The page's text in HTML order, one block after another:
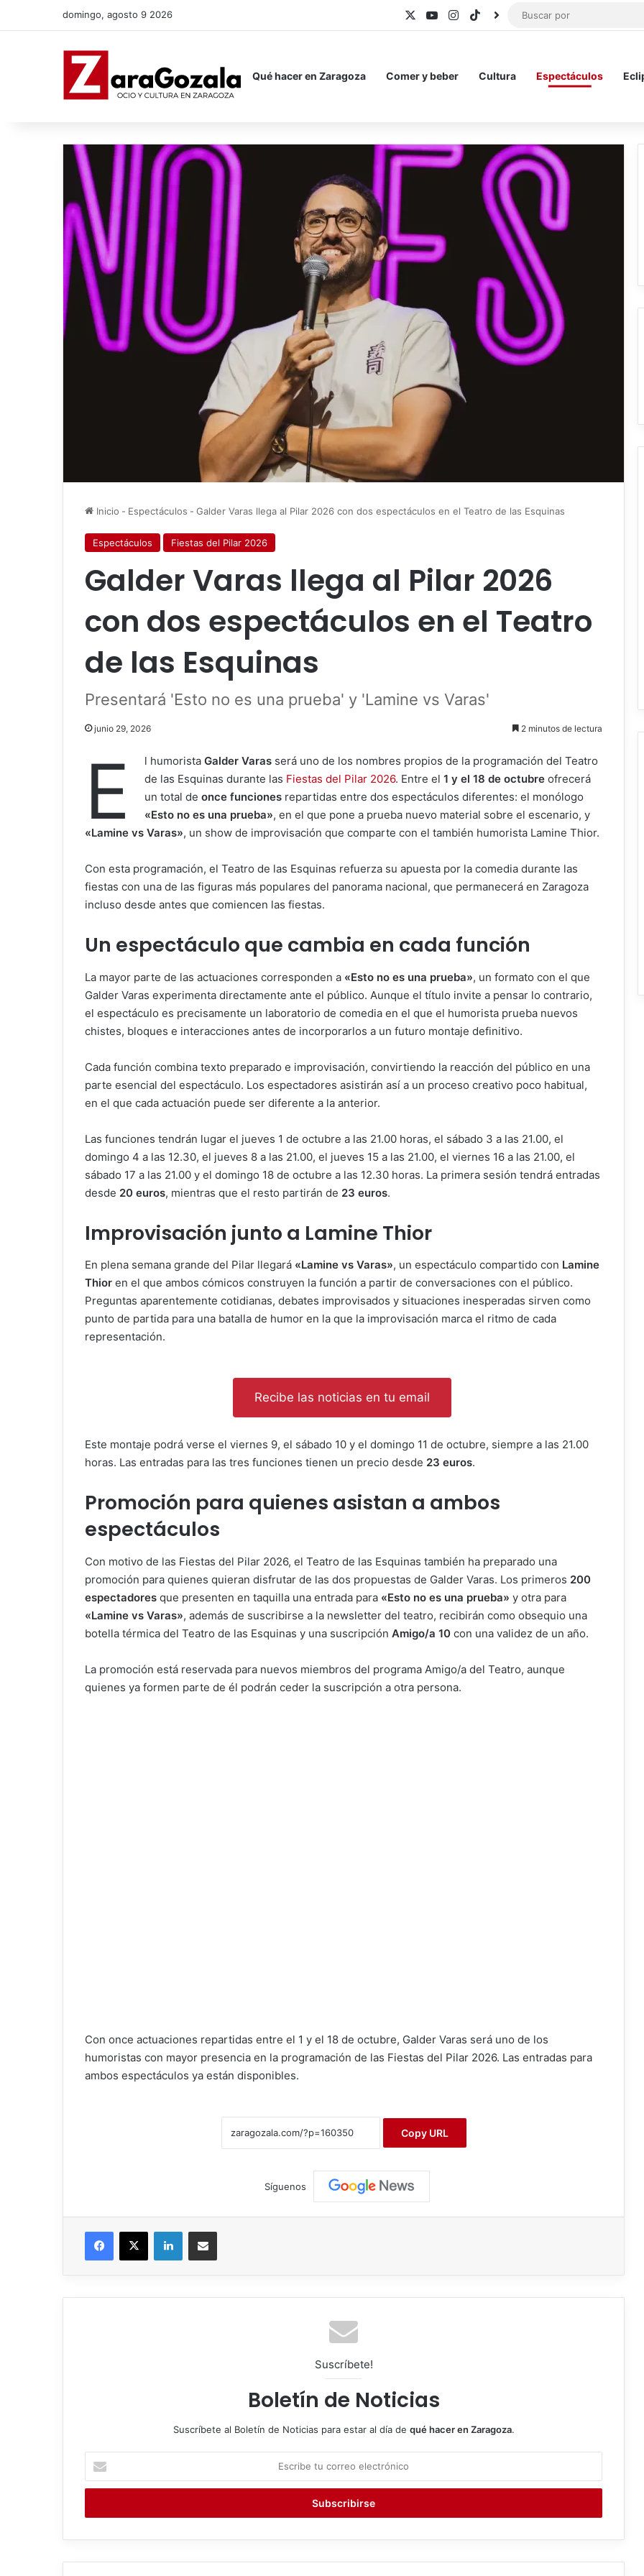
domingo, agosto 9 2026 YouTubeInstagram
TikTokBlueSky
Qué hacer en Zaragoza Comer y beber Cultura Espectáculos
Inicio - Espectáculos - Galder Varas llega al Pilar 2026 con dos espectáculos en el Teatro de las Esquinas
Espectáculos Fiestas del Pilar 2026
Galder Varas llega al Pilar 2026
con dos espectáculos en el Teatro
de las Esquinas
Presentará 'Esto no es una prueba' y 'Lamine vs Varas'
junio 29, 2026 2 minutos de lectura
E l humorista Galder Varas será uno de los nombres propios de la programación del Teatro
de las Esquinas durante las Fiestas del Pilar 2026. Entre el 1 y el 18 de octubre ofrecerá
un total de once funciones repartidas entre dos espectáculos diferentes: el monólogo
«Esto no es una prueba», en el que pone a prueba nuevo material sobre el escenario, y
«Lamine vs Varas», un show de improvisación que comparte con el también humorista Lamine Thior.
Con esta programación, el Teatro de las Esquinas refuerza su apuesta por la comedia durante las
fiestas con una de las figuras más populares del panorama nacional, que permanecerá en Zaragoza
incluso desde antes que comiencen las fiestas.
Un espectáculo que cambia en cada función
La mayor parte de las actuaciones corresponden a «Esto no es una prueba», un formato con el que
Galder Varas experimenta directamente ante el público. Aunque el título invite a pensar lo contrario,
el espectáculo es precisamente un laboratorio de comedia en el que el humorista prueba nuevos
chistes, bloques e interacciones antes de incorporarlos a un futuro montaje definitivo.
Cada función combina texto preparado e improvisación, convirtiendo la reacción del público en una
parte esencial del espectáculo. Los espectadores asistirán así a un proceso creativo poco habitual,
en el que cada actuación puede ser diferente a la anterior.
Las funciones tendrán lugar el jueves 1 de octubre a las 21.00 horas, el sábado 3 a las 21.00, el
domingo 4 a las 12.30, el jueves 8 a las 21.00, el jueves 15 a las 21.00, el viernes 16 a las 21.00, el
sábado 17 a las 21.00 y el domingo 18 de octubre a las 12.30 horas. La primera sesión tendrá entradas
desde 20 euros, mientras que el resto partirán de 23 euros.
Improvisación junto a Lamine Thior
En plena semana grande del Pilar llegará «Lamine vs Varas», un espectáculo compartido con Lamine
Thior en el que ambos cómicos construyen la función a partir de conversaciones con el público.
Preguntas aparentemente cotidianas, debates improvisados y situaciones inesperadas sirven como
punto de partida para una batalla de humor en la que la improvisación marca el ritmo de cada
representación.
Recibe las noticias en tu email
Este montaje podrá verse el viernes 9, el sábado 10 y el domingo 11 de octubre, siempre a las 21.00
horas. Las entradas para las tres funciones tienen un precio desde 23 euros.
Promoción para quienes asistan a ambos
espectáculos
Con motivo de las Fiestas del Pilar 2026, el Teatro de las Esquinas también ha preparado una
promoción para quienes quieran disfrutar de las dos propuestas de Galder Varas. Los primeros 200
espectadores que presenten en taquilla una entrada para «Esto no es una prueba» y otra para
«Lamine vs Varas», además de suscribirse a la newsletter del teatro, recibirán como obsequio una
botella térmica del Teatro de las Esquinas y una suscripción Amigo/a 10 con una validez de un año.
La promoción está reservada para nuevos miembros del programa Amigo/a del Teatro, aunque
quienes ya formen parte de él podrán ceder la suscripción a otra persona.
Con once actuaciones repartidas entre el 1 y el 18 de octubre, Galder Varas será uno de los
humoristas con mayor presencia en la programación de las Fiestas del Pilar 2026. Las entradas para
ambos espectáculos ya están disponibles.
Copy URL
Síguenos
Suscríbete!
Boletín de Noticias
Suscríbete al Boletín de Noticias para estar al día de qué hacer en Zaragoza.
c
i
t